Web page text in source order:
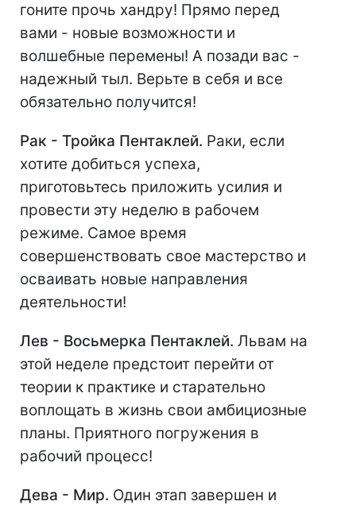
гоните прочь хандру! Прямо перед
вами - новые возможности и
волшебные перемены! А позади вас -
надежный тыл. Верьте в себя и все
обязательно получится!
Рак - Тройка Пентаклей. Раки, если
хотите добиться успеха,
приготовьтесь приложить усилия и
провести эту неделю в рабочем
режиме. Самое время
совершенствовать свое мастерство и
осваивать новые направления
деятельности!
Лев - Восьмерка Пентаклей. Львам на
этой неделе предстоит перейти от
теории к практике и старательно
воплощать в жизнь свои амбициозные
планы. Приятного погружения в
рабочий процесс!
Дева - Мир. Один этап завершен и